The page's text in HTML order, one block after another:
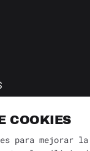
COOKIES
para mejorar